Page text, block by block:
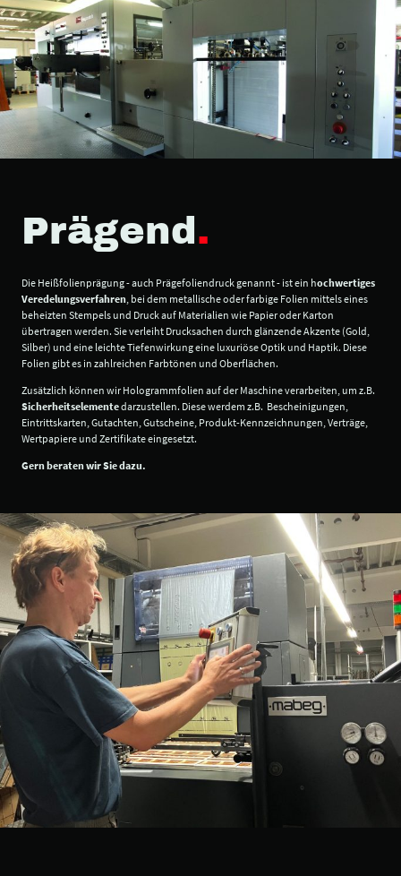
Prägend.
Die Heißfolienprägung - auch Prägefoliendruck genannt - ist ein hochwertiges
Veredelungsverfahren , bei dem metallische oder farbige Folien mittels eines
beheizten Stempels und Druck auf Materialien wie Papier oder Karton
übertragen werden. Sie verleiht Drucksachen durch glänzende Akzente (Gold,
Silber) und eine leichte Tiefenwirkung eine luxuriöse Optik und Haptik. Diese
Folien gibt es in zahlreichen Farbtönen und Oberflächen.
Zusätzlich können wir Hologrammfolien auf der Maschine verarbeiten, um z.B.
Sicherheitselementedarzustellen. Diese werdem z.B. Bescheinigungen,
Eintrittskarten, Gutachten, Gutscheine, Produkt-Kennzeichnungen, Verträge,
Wertpapiere und Zertifikate eingesetzt.
Gern beraten wir Sie dazu.